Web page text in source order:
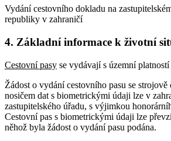
Vydání cestovního dokladu na
republiky v zahraničí
4. Základní informace k životní
Cestovní pasy se vydávají s územní platností
Žádost o vydání cestovního pasu se
nosičem dat s biometrickými údaji lze v
zastupitelského úřadu, s výjimkou
Cestovní pas s biometrickými údaji lze
něhož byla žádost o vydání pasu podána.